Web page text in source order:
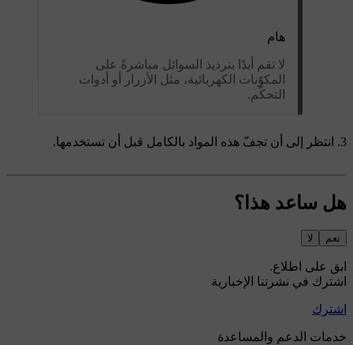
هام
لا تقم أبدًا بترذيذ السوائل مباشرةً على
المكوّنات الكهربائية، مثل الأزرار أو أدوات
التحكّم.
انتظر إلى أن تجفّ هذه المواد بالكامل قبل أن تستخدمها.
هل ساعد هذا؟
نعم لا